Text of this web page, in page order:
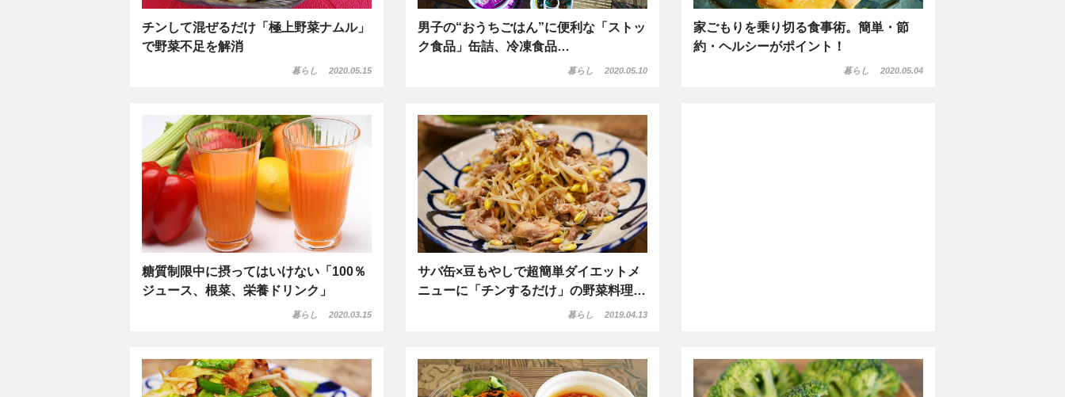
チンして混ぜるだけ「極上野菜ナムル」
で野菜不足を解消
暮らし 2020.05.15
男子の“おうちごはん”に便利な「ストッ
ク食品」缶詰、冷凍食品…
暮らし 2020.05.10
家ごもりを乗り切る食事術。簡単・節
約・ヘルシーがポイント！
暮らし 2020.05.04
糖質制限中に摂ってはいけない「100％
ジュース、根菜、栄養ドリンク」
暮らし 2020.03.15
サバ缶×豆もやしで超簡単ダイエットメ
ニューに「チンするだけ」の野菜料理…
暮らし 2019.04.13